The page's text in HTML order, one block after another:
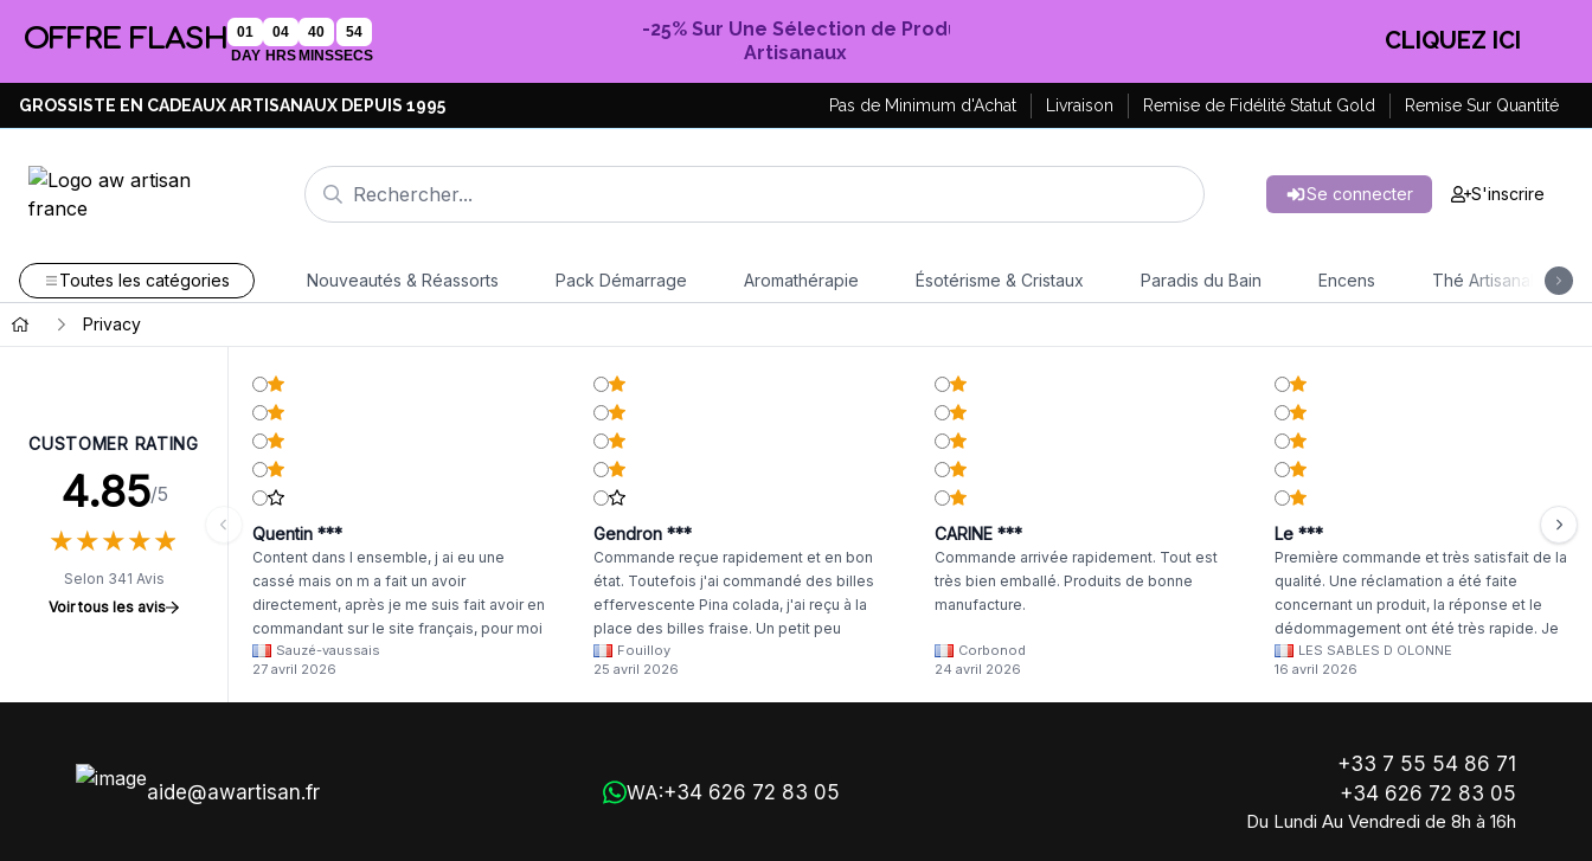
OFFRE FLASH
01
DAY
04
HRS
40
MINS
54
SECS
-25% Sur Une Sélection de Produits
Artisanaux
CLIQUEZ ICI
GROSSISTE EN CADEAUX ARTISANAUX DEPUIS 1995 Pas de Minimum d'Achat Livraison Remise de Fidélité Statut Gold Remise Sur Quantité
Se connecter S'inscrire
Toutes les catégories Nouveautés & Réassorts Pack Démarrage Aromathérapie Ésotérisme & Cristaux Paradis du Bain Encens Thé Artisanal
Privacy
CUSTOMER RATING
4.85/5
★★★★★
★★★★★
Selon 341 Avis
Voir tous les avis
Quentin ***
Content dans l ensemble, j ai eu une
cassé mais on m a fait un avoir
directement, après je me suis fait avoir en
commandant sur le site français, pour moi
il était évident que les produits était de la
même langue mais raté tout est en
anglais.
Sauzé-vaussais
27 avril 2026
Gendron ***
Commande reçue rapidement et en bon
état. Toutefois j'ai commandé des billes
effervescente Pina colada, j'ai reçu à la
place des billes fraise. Un petit peu
dommage
Fouilloy
25 avril 2026
CARINE ***
Commande arrivée rapidement. Tout est
très bien emballé. Produits de bonne
manufacture.
Corbonod
24 avril 2026
Le ***
Première commande et très satisfait de la
qualité. Une réclamation a été faite
concernant un produit, la réponse et le
dédommagement ont été très rapide. Je
continuerai à commander chez WA Artisan
!
LES SABLES D OLONNE
16 avril 2026
aide@awartisan.fr WA:+34 626 72 83 05
+33 7 55 54 86 71
+34 626 72 83 05
Du Lundi Au Vendredi de 8h à 16h